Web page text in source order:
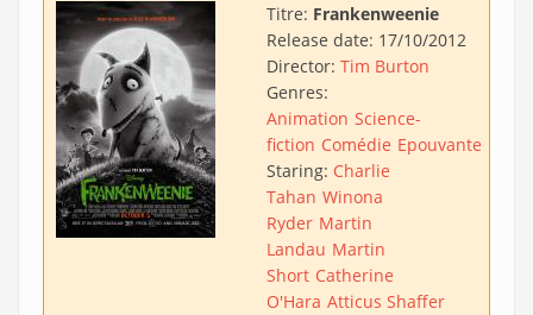
Titre: Frankenweenie
Release date: 17/10/2012
Director: Tim Burton
Genres:
Animation Science-
fiction Comédie Epouvante
Staring: Charlie
Tahan Winona
Ryder Martin
Landau Martin
Short Catherine
O'Hara Atticus Shaffer